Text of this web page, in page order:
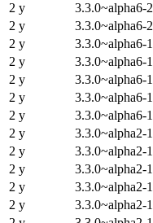
2 y
3.3.0~alpha6-2
2 y
3.3.0~alpha6-2
2 y
3.3.0~alpha6-1
2 y
3.3.0~alpha6-1
2 y
3.3.0~alpha6-1
2 y
3.3.0~alpha6-1
2 y
3.3.0~alpha6-1
2 y
3.3.0~alpha2-1
2 y
3.3.0~alpha2-1
2 y
3.3.0~alpha2-1
2 y
3.3.0~alpha2-1
2 y
3.3.0~alpha2-1